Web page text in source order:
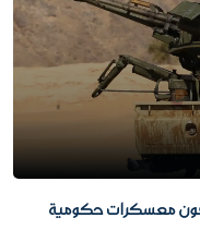
معسكرات حكومية